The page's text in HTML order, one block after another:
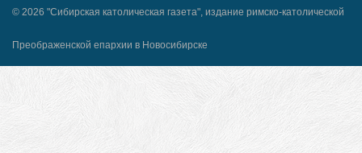
© 2026 "Сибирская католическая газета", издание римско-католической
Преображенской епархии в Новосибирске